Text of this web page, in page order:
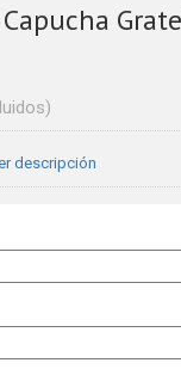
descripción